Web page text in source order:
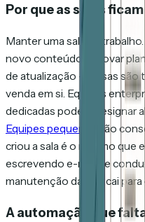
Por que as salas
Manter uma sala dá
novo conteúdo, renovar
de atualização — essas são
venda em si. Equipes
dedicadas podem designar
Equipes pequenas
não
criou a sala é o mesmo que
escrevendo e-mails e
manutenção da sala cai
A automação que